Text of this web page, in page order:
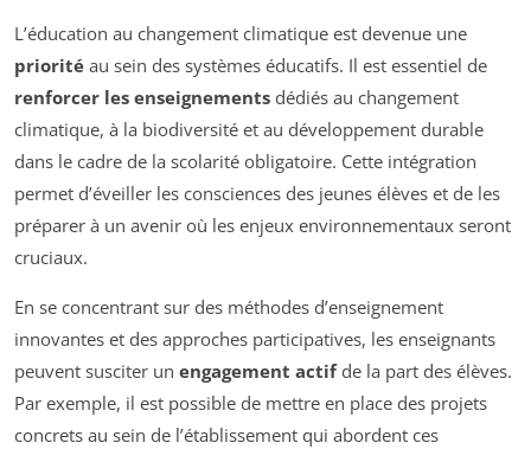
L’éducation au changement climatique est devenue une
priorité au sein des systèmes éducatifs. Il est essentiel de
renforcer les enseignements dédiés au changement
climatique, à la biodiversité et au développement durable
dans le cadre de la scolarité obligatoire. Cette intégration
permet d’éveiller les consciences des jeunes élèves et de les
préparer à un avenir où les enjeux environnementaux seront
cruciaux.
En se concentrant sur des méthodes d’enseignement
innovantes et des approches participatives, les enseignants
peuvent susciter un engagement actifde la part des élèves.
Par exemple, il est possible de mettre en place des projets
concrets au sein de l’établissement qui abordent ces